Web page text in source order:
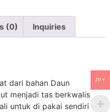
(0) Inquiries
dari bahan Daun
menjadi tas berkwalis
untuk di pakai sendiri
JPY